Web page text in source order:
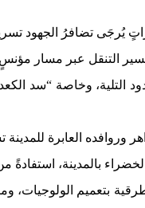
يُرجَى تضافرُ الجهود
التنقل عبر مسار
التلية، وخاصة “سد
وروافده العابرة
بالمدينة، استفادةً من
بتعميم الولوجيات،